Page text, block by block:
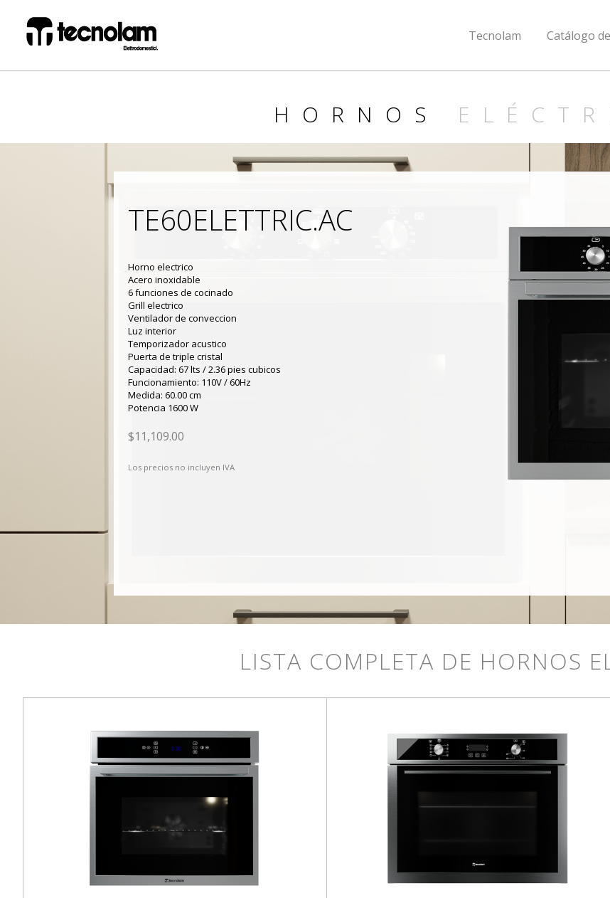
Tecnolam Catálogo
HORNOS
TE60ELETTRIC.AC
Horno electrico
Acero inoxidable
6 funciones de cocinado
Grill electrico
Ventilador de conveccion
Luz interior
Temporizador acustico
Puerta de triple cristal
Capacidad: 67 lts / 2.36 pies cubicos
Funcionamiento: 110V / 60Hz
Medida: 60.00 cm
Potencia 1600 W
$11,109.00
Los precios no incluyen IVA
LISTA COMPLETA DE HORNOS